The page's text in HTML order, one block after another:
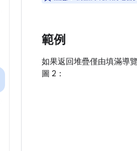
範例
如果返回堆疊僅由填滿導
圖 2：